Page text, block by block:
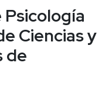
Ciencias y
de